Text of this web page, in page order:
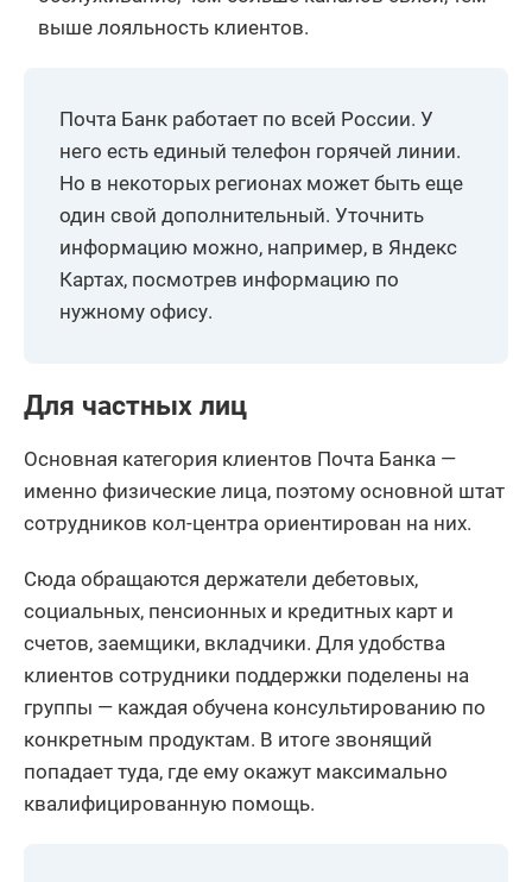
выше лояльность клиентов.
Почта Банк работает по всей России. У
него есть единый телефон горячей линии.
Но в некоторых регионах может быть еще
один свой дополнительный. Уточнить
информацию можно, например, в Яндекс
Картах, посмотрев информацию по
нужному офису.
Для частных лиц
Основная категория клиентов Почта Банка —
именно физические лица, поэтому основной штат
сотрудников кол-центра ориентирован на них.
Сюда обращаются держатели дебетовых,
социальных, пенсионных и кредитных карт и
счетов, заемщики, вкладчики. Для удобства
клиентов сотрудники поддержки поделены на
группы — каждая обучена консультированию по
конкретным продуктам. В итоге звонящий
попадает туда, где ему окажут максимально
квалифицированную помощь.